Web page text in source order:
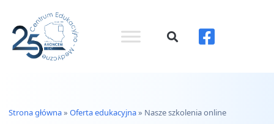
Strona główna» Oferta edukacyjna» Nasze szkolenia online